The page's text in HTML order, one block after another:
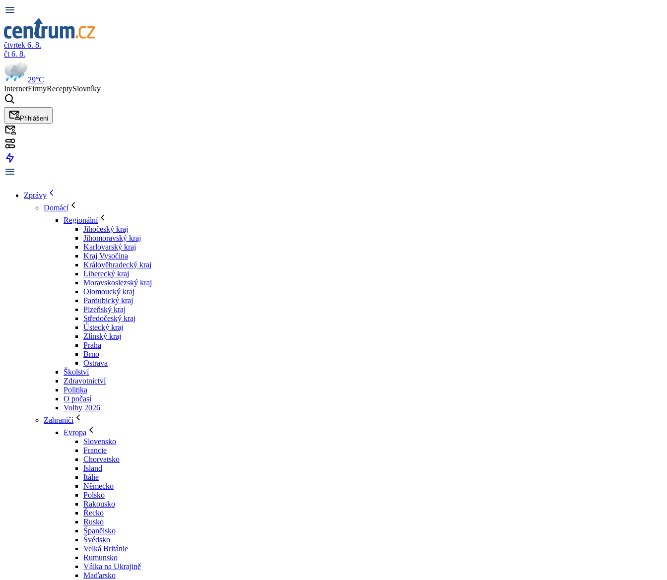
čtvrtek 6. 8.
čt 6. 8.
29°C
InternetFirmyReceptySlovníky
Přihlášení
Zprávy
Domácí
Regionální
Jihočeský kraj
Jihomoravský kraj
Karlovarský kraj
Kraj Vysočina
Králověhradecký kraj
Liberecký kraj
Moravskoslezský kraj
Olomoucký kraj
Pardubický kraj
Plzeňský kraj
Středočeský kraj
Ústecký kraj
Zlínský kraj
Praha
Brno
Ostrava
Školství
Zdravotnictví
Politika
O počasí
Volby 2026
Zahraničí
Evropa
Slovensko
Francie
Chorvatsko
Island
Itálie
Německo
Polsko
Rakousko
Řecko
Rusko
Španělsko
Švédsko
Velká Británie
Rumunsko
Válka na Ukrajině
Maďarsko